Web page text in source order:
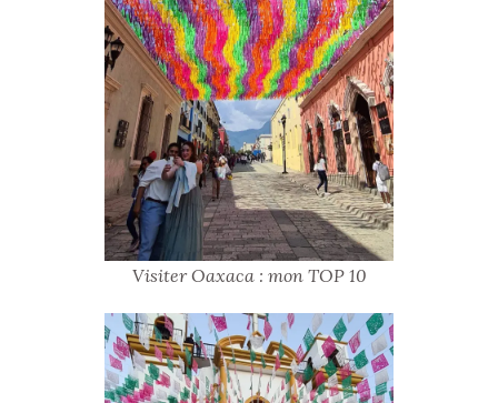
Visiter Oaxaca : mon TOP 10